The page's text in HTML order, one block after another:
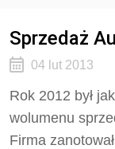
Sprzedaż
04 lut 2013
Rok 2012 był
wolumenu
Firma